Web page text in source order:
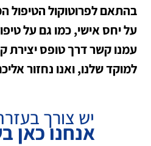
בהתאם לפרוטוקול הטיפול
על יחס אישי, כמו גם על
עמנו קשר דרך טופס יצירת
למוקד שלנו, ואנו נחזור
יש צורך
אנחנו כאן